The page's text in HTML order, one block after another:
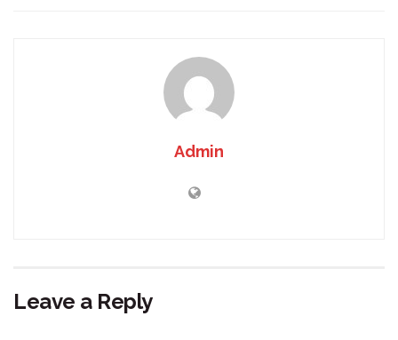
Admin
Leave a Reply